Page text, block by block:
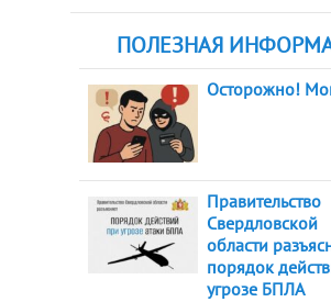
ПОЛЕЗНАЯ
Осторожно!
Правительство
Свердловской
области
порядок
угрозе БПЛА